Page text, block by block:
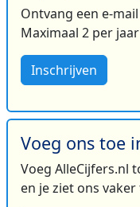
Ontvang een e-
Maximaal 2 per
Inschrijven
Voeg ons toe
Voeg AlleCijfers.nl
en je ziet ons